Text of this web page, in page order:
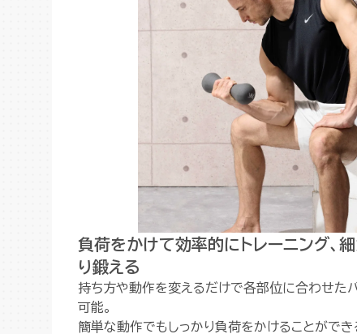
負荷をかけて効率的にトレーニング、
り鍛える
持ち方や動作を変えるだけで各部位に合わせた
可能。
簡単な動作でもしっかり負荷をかけることがで